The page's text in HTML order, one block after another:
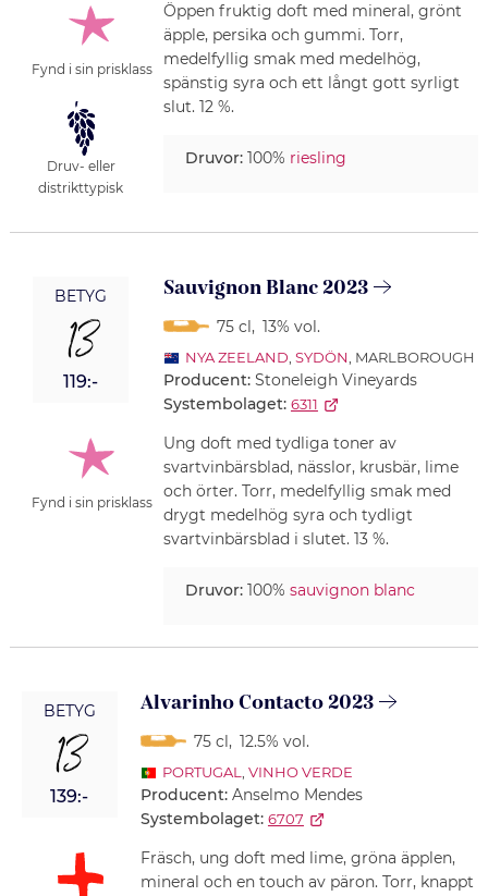
Fynd i sin prisklass
Druv- eller
distrikttypisk
Öppen fruktig doft med mineral, grönt
äpple, persika och gummi. Torr,
medelfyllig smak med medelhög,
spänstig syra och ett långt gott syrligt
slut. 12 %.
Druvor:100% riesling
BETYG
13
119:-
Fynd i sin prisklass
Sauvignon Blanc 2023
75 cl , 13% vol.
NYA ZEELAND, SYDÖN, MARLBOROUGH
Producent: Stoneleigh Vineyards
Systembolaget: 6311
Ung doft med tydliga toner av
svartvinbärsblad, nässlor, krusbär, lime
och örter. Torr, medelfyllig smak med
drygt medelhög syra och tydligt
svartvinbärsblad i slutet. 13 %.
Druvor:100% sauvignon blanc
BETYG
13
139:-
Alvarinho Contacto 2023
75 cl , 12.5% vol.
PORTUGAL, VINHO VERDE
Producent: Anselmo Mendes
Systembolaget: 6707
Fräsch, ung doft med lime, gröna äpplen,
mineral och en touch av päron. Torr, knappt